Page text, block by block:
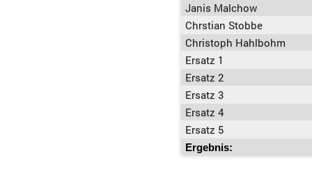
Janis Malchow
Chrstian Stobbe
Christoph Hahlbohm
Ersatz 1
Ersatz 2
Ersatz 3
Ersatz 4
Ersatz 5
Ergebnis: